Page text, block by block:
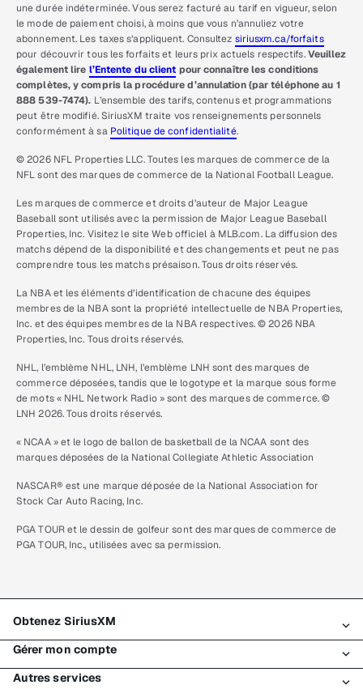
une durée indéterminée. Vous serez facturé au tarif en vigueur, selon
le mode de paiement choisi, à moins que vous n’annuliez votre
abonnement. Les taxes s’appliquent. Consultez siriusxm.ca/forfaits
pour découvrir tous les forfaits et leurs prix actuels respectifs.Veuillez
également lire l’Entente du client pour connaître les conditions
complètes, y compris la procédure d’annulation (par téléphone au 1
888 539-7474). L’ensemble des tarifs, contenus et programmations
peut être modifié. SiriusXM traite vos renseignements personnels
conformément à sa Politique de confidentialité.
© 2026 NFL Properties LLC. Toutes les marques de commerce de la
NFL sont des marques de commerce de la National Football League.
Les marques de commerce et droits d’auteur de Major League
Baseball sont utilisés avec la permission de Major League Baseball
Properties, Inc. Visitez le site Web officiel à MLB.com. La diffusion des
matchs dépend de la disponibilité et des changements et peut ne pas
comprendre tous les matchs présaison. Tous droits réservés.
La NBA et les éléments d’identification de chacune des équipes
membres de la NBA sont la propriété intellectuelle de NBA Properties,
Inc. et des équipes membres de la NBA respectives. © 2026 NBA
Properties, Inc. Tous droits réservés.
NHL, l’emblème NHL, LNH, l’emblème LNH sont des marques de
commerce déposées, tandis que le logotype et la marque sous forme
de mots « NHL Network Radio » sont des marques de commerce. ©
LNH 2026. Tous droits réservés.
« NCAA » et le logo de ballon de basketball de la NCAA sont des
marques déposées de la National Collegiate Athletic Association
NASCAR® est une marque déposée de la National Association for
Stock Car Auto Racing, Inc.
PGA TOUR et le dessin de golfeur sont des marques de commerce de
PGA TOUR, Inc., utilisées avec sa permission.
Obtenez SiriusXM
Tous les forfaits
Mon essai SiriusXM
Gérer mon compte
Autres services